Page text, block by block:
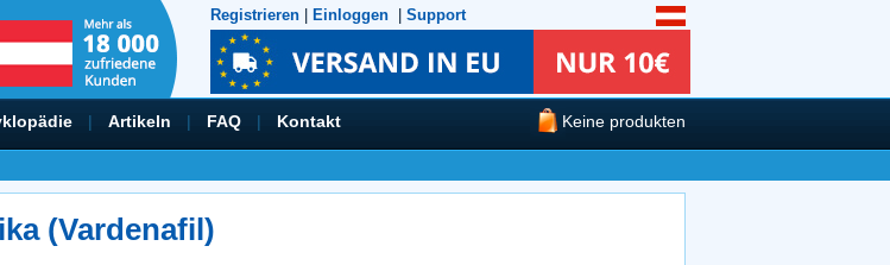
Registrieren Einloggen Support
| Artikeln | FAQ | Kontakt Keine produkten
(Vardenafil)